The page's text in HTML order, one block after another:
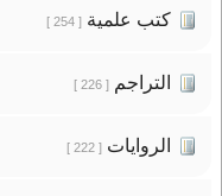
كتب علمية[ 254 ]
التراجم[ 226 ]
الروايات[ 222 ]